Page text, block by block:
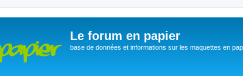
Le forum en papier
base de données et informations sur les maquettes en